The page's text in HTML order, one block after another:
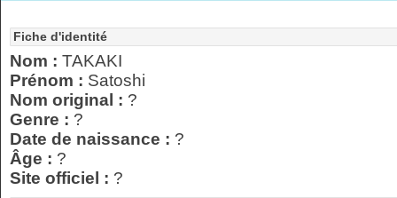
Fiche d'identité
Nom : TAKAKI
Prénom : Satoshi
Nom original : ?
Genre : ?
Date de naissance : ?
Âge : ?
Site officiel : ?